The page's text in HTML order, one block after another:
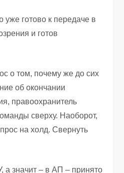
уже готово к передаче в
и готов
о том, почему же до сих
об окончании
правоохранитель
сверху. Наоборот,
на холд. Свернуть
а значит – в АП – принято